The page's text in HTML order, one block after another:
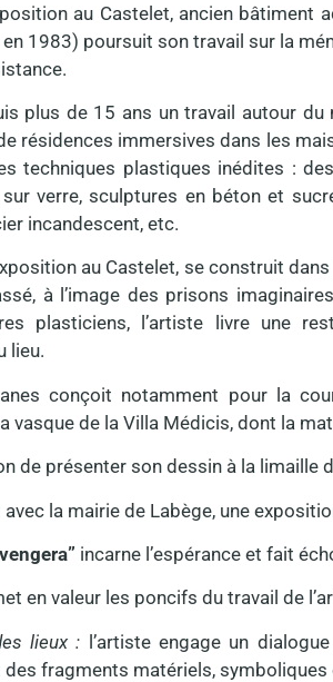
au Castelet, ancien bâtiment
1983) poursuit son travail sur la
plus de 15 ans un travail autour
résidences immersives dans les
techniques plastiques inédites :
verre, sculptures en béton et
incandescent, etc.
au Castelet, se construit
à l’image des prisons
plasticiens, l’artiste livre une
lieu.
conçoit notamment pour la
vasque de la Villa Médicis, dont la
de présenter son dessin à la
la mairie de Labège, une
incarne l’espérance et fait
en valeur les poncifs du travail de
lieux : l’artiste engage un
fragments matériels, symboliques